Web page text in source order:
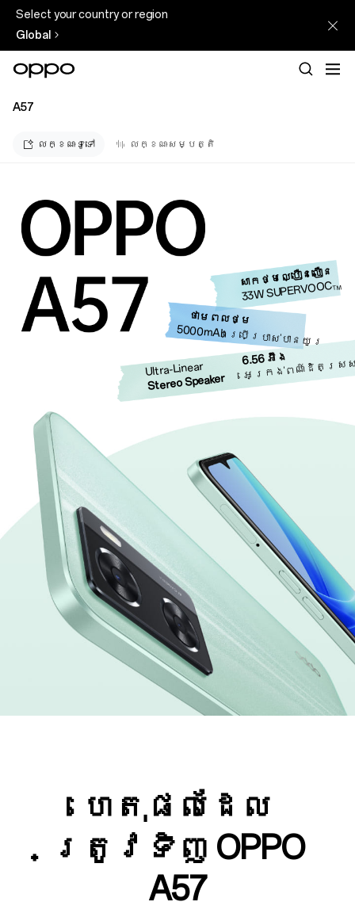
Select your country or region
Global
A57
លក្ខណៈទូទៅ លក្ខណៈសម្បត្តិ
សាកថ្មល្បឿនលឿន
33W SUPERVOOCTM
ថាមពលថ្ម
5000mAh ប្រើប្រាស់បានយូរ
Ultra-Linear
Stereo Speaker
6.56 អ៊ីង
អេក្រង់ពណ៍ដិតស្រ
ហេតុផលដែល
ត្រូវទិញ OPPO
A57